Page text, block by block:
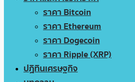
ราคา Bitcoin
ราคา Ethereum
ราคา Dogecoin
ราคา Ripple (XRP)
ปฏิทินเศรษฐกิจ